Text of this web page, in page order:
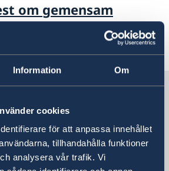
Information Om
cookies
för att anpassa innehållet
tillhandahålla funktioner
analysera vår trafik. Vi
om gemensam
29 30 31 32
vid OECD och
vid OECD